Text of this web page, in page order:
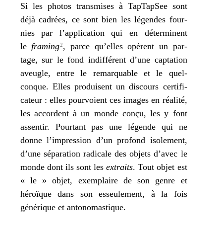
Si les pho­tos trans­mises à TapTapSee sont
déjà cadrées, ce sont bien les légendes four­
nies par l’ap­pli­ca­tion qui en déter­minent
le fra­ming2, parce qu’elles opèrent un par­
tage, sur le fond indif­fé­rent d’une cap­ta­tion
aveugle, entre le remar­quable et le quel­
conque. Elles pro­duisent un dis­cours cer­ti­fi­
ca­teur : elles pour­voient ces images en réa­li­té,
les accordent à un monde conçu, les y font
assen­tir. Pourtant pas une légende qui ne
donne l’im­pres­sion d’un pro­fond iso­le­ment,
d’une sépa­ra­tion radi­cale des objets d’a­vec le
monde dont ils sont lesextraits. Tout objet est
« le » objet, exem­plaire de son genre et
héroïque dans son esseu­le­ment, à la fois
géné­rique et antonomastique.